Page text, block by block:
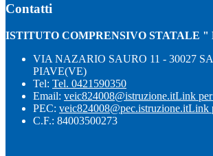
Contatti
ISTITUTO COMPRENSIVO STATALE "
VIA NAZARIO SAURO 11 - 30027
PIAVE(VE)
Tel: Tel. 0421590350
Email: veic824008@istruzione.itLink
PEC: veic824008@pec.istruzione.itLink
C.F.: 84003500273